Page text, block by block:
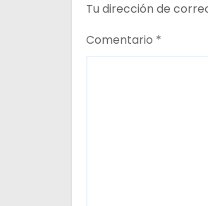
e
n
Tu dirección de
Comentario *